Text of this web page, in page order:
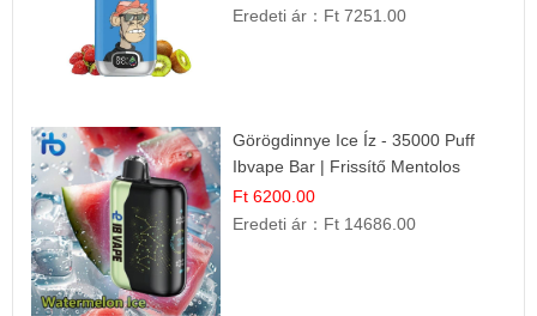
Eredeti ár： Ft 7251.00
Görögdinnye Ice Íz - 35000 Puff
Ibvape Bar | Frissítő Mentolos
Élmény!
Ft 6200.00
Eredeti ár： Ft 14686.00